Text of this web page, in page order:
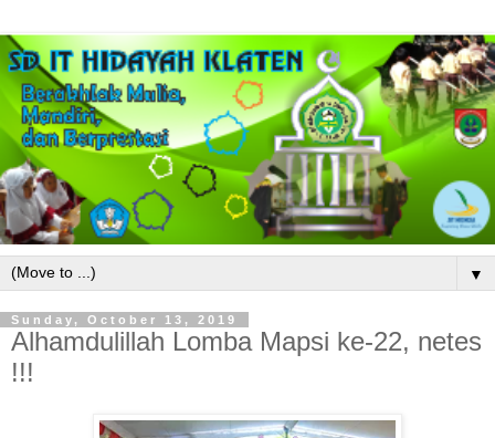
▼
Sunday, October 13, 2019
Alhamdulillah Lomba Mapsi ke-22, netes
!!!